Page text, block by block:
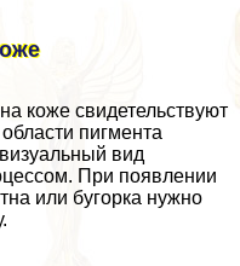
коже свидетельствуют
пигмента
вид
При появлении
или бугорка нужно